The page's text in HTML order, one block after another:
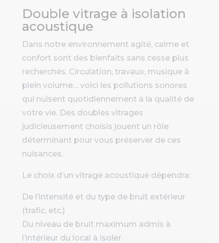
Double vitrage à isolation
acoustique
Dans notre environnement agité, calme et
confort sont des bienfaits sans cesse plus
recherchés. Circulation, travaux, musique à
plein volume… voici les pollutions sonores
qui nuisent quotidiennement à la qualité de
votre vie. Des doubles vitrages
judicieusement choisis jouent un rôle
déterminant pour vous préserver de ces
nuisances.
Le choix d’un vitrage acoustique dépendra:
De l’intensité et du type de bruit extérieur
(trafic, etc.)
Du niveau de bruit maximum admis à
l’intérieur du local à isoler.